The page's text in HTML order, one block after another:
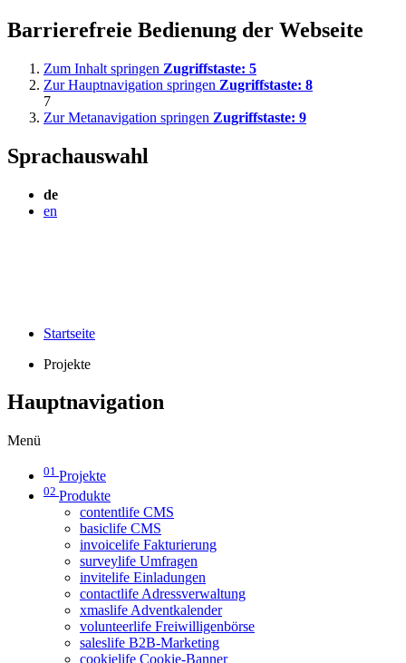
Barrierefreie Bedienung der Webseite
Zum Inhalt springen Zugriffstaste: 5
Zur Hauptnavigation springen Zugriffstaste: 8
7
Zur Metanavigation springen Zugriffstaste: 9
Sprachauswahl
de
en
Startseite
Projekte
Hauptnavigation
Menü
01 Projekte
02 Produkte
contentlife CMS
basiclife CMS
invoicelife Fakturierung
surveylife Umfragen
invitelife Einladungen
contactlife Adressverwaltung
xmaslife Adventkalender
volunteerlife Freiwilligenbörse
saleslife B2B-Marketing
cookielife Cookie-Banner